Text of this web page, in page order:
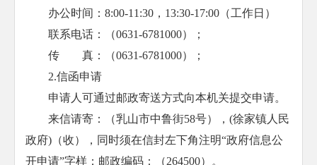
办公时间：8:00-11:30，13:30-17:00（工作日）
联系电话：（0631-6781000）；
传 真：（0631-6781000）；
2.信函申请
申请人可通过邮政寄送方式向本机关提交申请。
来信请寄：（乳山市中鲁街58号），(徐家镇人民
政府)（收），同时须在信封左下角注明“政府信息公
开申请”字样；邮政编码：（264500）。